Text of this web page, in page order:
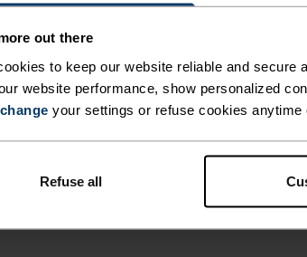
out there
to keep our website reliable and
website performance, show personalized
change your settings or refuse cookies anytime
Refuse all
% % %
-20 %